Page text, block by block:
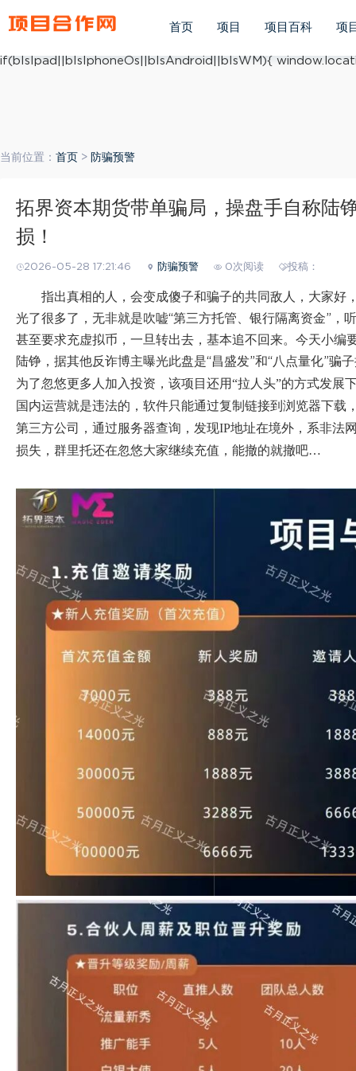
ua.match(/iphone os/i) == "iphone os"; var bIsAndroid =
if(bIsIpad||bIsIphoneOs||bIsAndroid||bIsWM){
首页 项目 项目百科 项
当前位置： 首页 > 防骗预警
拓界资本期货带单骗局，操盘手自称陆
损！
2026-05-28 17:21:46 防骗预警 0次阅读 投稿：
指出真相的人，会变成傻子和骗子的共同敌人，大家好
光了很多了，无非就是吹嘘“第三方托管、银行隔离资金”，
甚至要求充虚拟币，一旦转出去，基本追不回来。今天小
陆铮，据其他反诈博主曝光此盘是“昌盛发”和“八点量化”
为了忽悠更多人加入投资，该项目还用“拉人头”的方式发展
国内运营就是违法的，软件只能通过复制链接到浏览器下
第三方公司，通过服务器查询，发现IP地址在境外，系非法
损失，群里托还在忽悠大家继续充值，能撤的就撤吧…